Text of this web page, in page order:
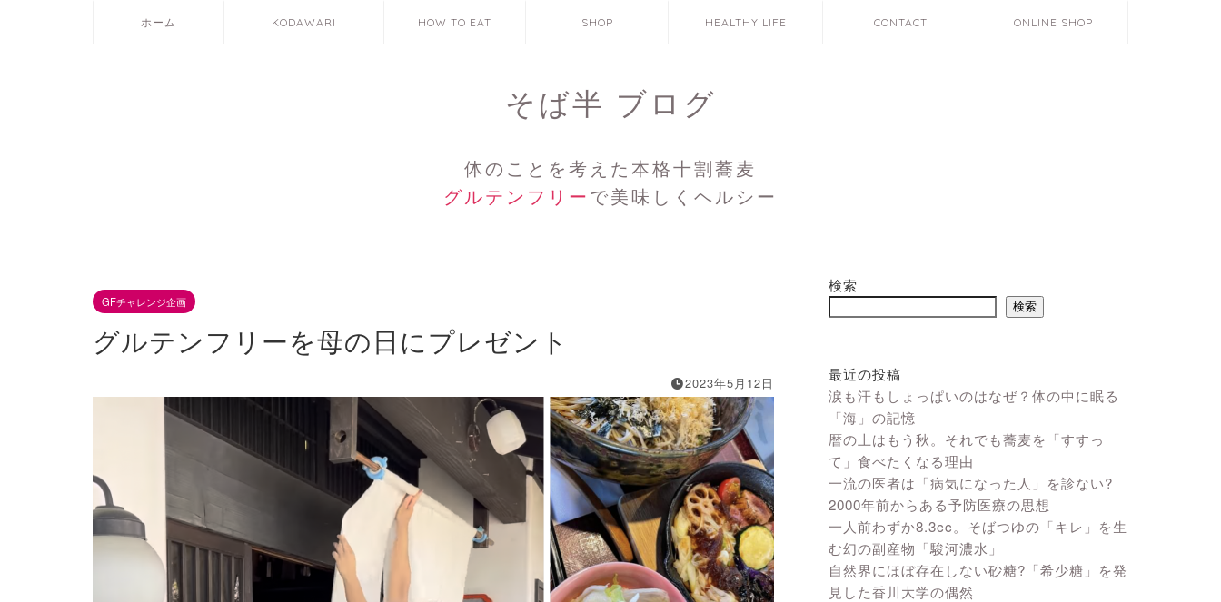
ホーム KODAWARI HOW TO EAT SHOP HEALTHY LIFE CONTACT ONLINE SHOP
そば半 ブログ
体のことを考えた本格十割蕎麦
グルテンフリー で美味しくヘルシー
GFチャレンジ企画
グルテンフリーを母の日にプレゼント
2023年5月12日
検索
検索
最近の投稿
涙も汗もしょっぱいのはなぜ？体の中に眠る
「海」の記憶
暦の上はもう秋。それでも蕎麦を「すすっ
て」食べたくなる理由
一流の医者は「病気になった人」を診ない?
2000年前からある予防医療の思想
一人前わずか8.3cc。そばつゆの「キレ」を生
む幻の副産物「駿河濃水」
自然界にほぼ存在しない砂糖?「希少糖」を発
見した香川大学の偶然